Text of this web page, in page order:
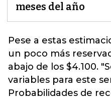
meses del año
Pese a estas
un poco más
abajo de los $4.100.
variables para este
Probabilidades de